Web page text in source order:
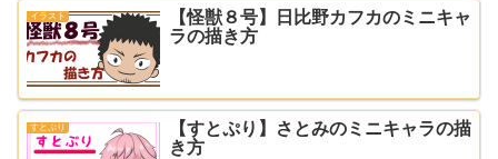
イラスト
【怪獣８号】日比野カフカのミニキャ
ラの描き方
すとぷり
【すとぷり】さとみのミニキャラの描
き方